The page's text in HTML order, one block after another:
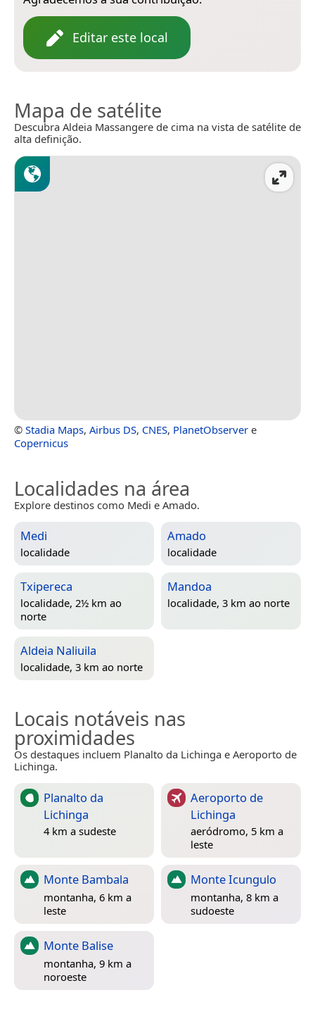
Editar este local
Mapa de satélite
Descubra Aldeia Massangere de cima na vista de satélite de
alta definição.
© Stadia Maps, Airbus DS, CNES, PlanetObserver e
Copernicus
Localidades na área
Explore destinos como Medi e Amado.
Medi
localidade
Amado
localidade
Txipereca
localidade, 2½ km ao
norte
Mandoa
localidade, 3 km ao norte
Aldeia Naliuila
localidade, 3 km ao norte
Locais notáveis nas
proximidades
Os destaques incluem Planalto da Lichinga e Aeroporto de
Lichinga.
Planalto da
Lichinga
4 km a sudeste
Aeroporto de
Lichinga
aeródromo, 5 km a
leste
Monte Bambala
montanha, 6 km a
leste
Monte Icungulo
montanha, 8 km a
sudoeste
Monte Balise
montanha, 9 km a
noroeste